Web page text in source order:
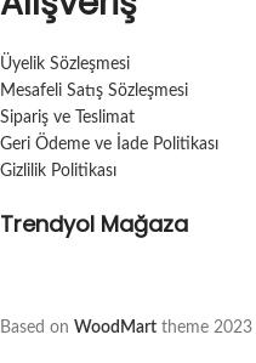
Üyelik Sözleşmesi
Mesafeli Satış Sözleşmesi
Sipariş ve Teslimat
Geri Ödeme ve İade Politikası
Gizlilik Politikası
Trendyol Mağaza
Based on WoodMart theme 2023